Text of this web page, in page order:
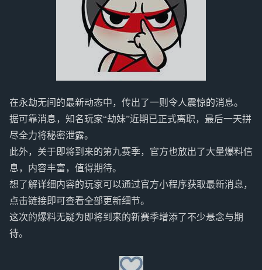
在永劫无间的最新动态中，传出了一则令人震惊的消息。
据可靠消息，知名玩家“劫妹”近期已正式离职，最后一天拼
尽全力将秘密泄露。
此外，关于即将到来的第九赛季，官方也放出了大量爆料信
息，内容丰富，值得期待。
想了解详细内容的玩家可以通过官方小程序获取最新消息，
点击链接即可查看全部更新细节。
这次的爆料无疑为即将到来的新赛季增添了不少悬念与期
待。